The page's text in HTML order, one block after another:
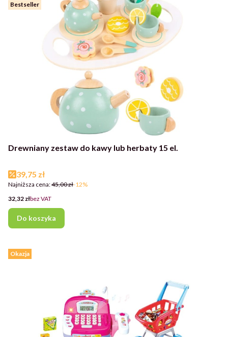
Bestseller
Drewniany zestaw do kawy lub herbaty 15 el.
Cena promocyjna
39,75 zł
Najniższa cena:45,00 zł-12%
Cena
32,32 złbez VAT
Do koszyka
Okazja